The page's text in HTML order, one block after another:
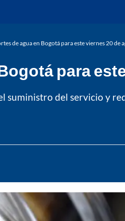
de agua en Bogotá para este viernes 20 de
para
suministro del servicio y